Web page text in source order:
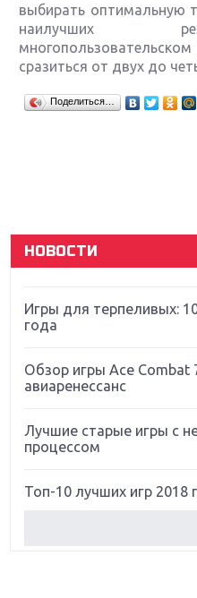
выбирать оптимальную
наилучших
сразиться от двух до
Поделиться…
НОВОСТИ
Крупнейшие релизы
Sony
Far Cry 5: хвалить
Игры для терпеливых:
года
Обзор игры Ace Combat
авиаренессанс
Лучшие старые игры с
процессом
Топ-10 лучших игр 2018